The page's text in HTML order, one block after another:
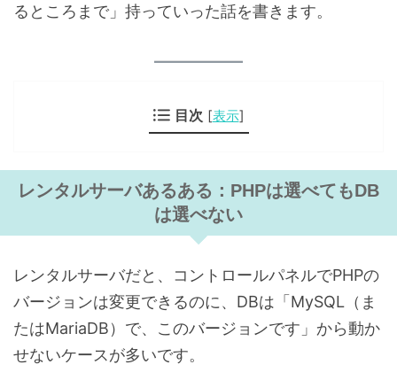
るところまで」持っていった話を書きます。
目次 [表示]
レンタルサーバあるある：PHPは選べてもDB
は選べない
レンタルサーバだと、コントロールパネルでPHPの
バージョンは変更できるのに、DBは「MySQL（ま
たはMariaDB）で、このバージョンです」から動か
せないケースが多いです。